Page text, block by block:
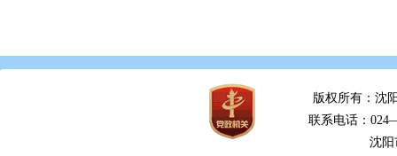
版权所有：沈
联系电话：
沈阳